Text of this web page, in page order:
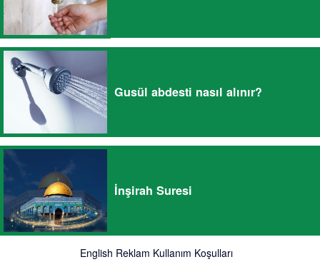
Gusül abdesti nasıl alınır?
İnşirah Suresi
English Reklam Kullanım Koşulları